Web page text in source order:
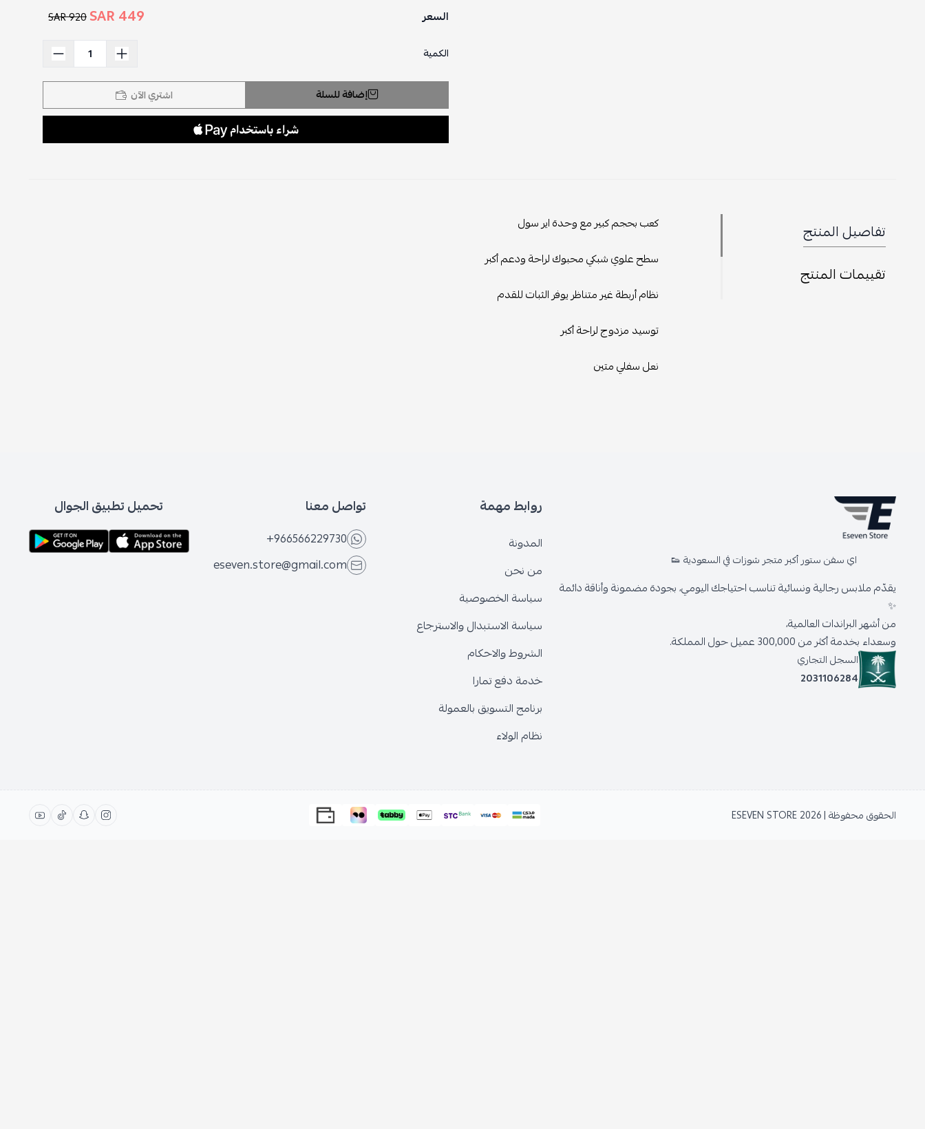
السعر 449 SAR
920 SAR
الكمية
إضافة للسلة اشتري الآن
تفاصيل المنتج
تقييمات المنتج
كعب بحجم كبير مع وحدة اير سول
سطح علوي شبكي محبوك لراحة ودعم أكبر
نظام أربطة غير متناظر يوفر الثبات للقدم
توسيد مزدوج لراحة أكبر
نعل سفلي متين
اي سفن ستور أكبر متجر شوزات في السعودية 👟
يقدّم ملابس رجالية ونسائية تناسب احتياجك اليومي، بجودة مضمونة وأناقة دائمة
✨
من أشهر البراندات العالمية،
وسعداء بخدمة أكثر من 300,000 عميل حول المملكة.
السجل التجاري
2031106284
روابط مهمة
المدونة
من نحن
سياسة الخصوصية
سياسة الاستبدال والاسترجاع
الشروط والاحكام
خدمة دفع تمارا
برنامج التسويق بالعمولة
نظام الولاء
تواصل معنا
+966566229730
eseven.store@gmail.com
تحميل تطبيق الجوال
الحقوق محفوظة | 2026 ESEVEN STORE